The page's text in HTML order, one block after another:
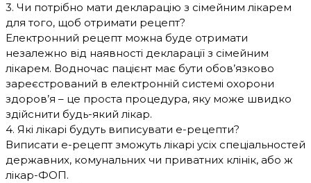
3. Чи потрібно мати декларацію з сімейним лікарем
для того, щоб отримати рецепт?
Електронний рецепт можна буде отримати
незалежно від наявності декларації з сімейним
лікарем. Водночас пацієнт має бути обов’язково
зареєстрований в електронній системі охорони
здоров’я – це проста процедура, яку може швидко
здійснити будь-який лікар.
4. Які лікарі будуть виписувати е-рецепти?
Виписати е-рецепт зможуть лікарі усіх спеціальностей
державних, комунальних чи приватних клінік, або ж
лікар-ФОП.